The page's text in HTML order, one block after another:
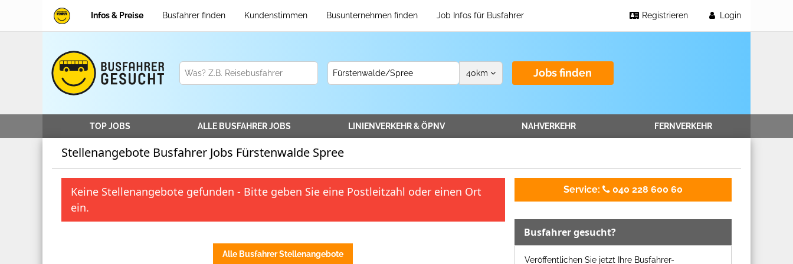
Infos & Preise Busfahrer finden Kundenstimmen Busunternehmen finden Job Infos für Busfahrer Login
Registrieren
40km Jobs finden
TOP JOBS ALLE BUSFAHRERJOBS LINIENVERKEHR& ÖPNV NAHVERKEHR FERNVERKEHR
Stellenangebote Busfahrer Jobs Fürstenwalde Spree
Keine Stellenangebote gefunden - Bitte geben Sie eine Postleitzahl oder einen Ort
ein.
Alle Busfahrer Stellenangebote
Service: 040 228 600 60
Busfahrer gesucht?
Veröffentlichen Sie jetzt Ihre Busfahrer-